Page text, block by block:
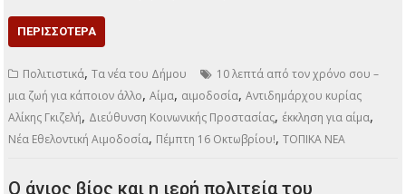
ΠΕΡΙΣΣΌΤΕΡΑ
Πολιτιστικά,Τα νέα του Δήμου
10 λεπτά από τον χρόνο σου –
μια ζωή για κάποιον άλλο,Αίμα, αιμοδοσία,Αντιδημάρχου κυρίας
Αλίκης Γκιζελή, Διεύθυνση Κοινωνικής Προστασίας, έκκληση για αίμα,
Νέα Εθελοντική Αιμοδοσία, Πέμπτη 16 Οκτωβρίου!,ΤΟΠΙΚΑ ΝΕΑ
Ο άγιος βίος και η ιερή πολιτεία του